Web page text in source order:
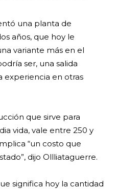
una planta de
años, que hoy le
variante más en el
ser, una salida
experiencia en otras
que sirve para
vida, vale entre 250 y
“un costo que
dijo Ollliataguerre.
significa hoy la cantidad